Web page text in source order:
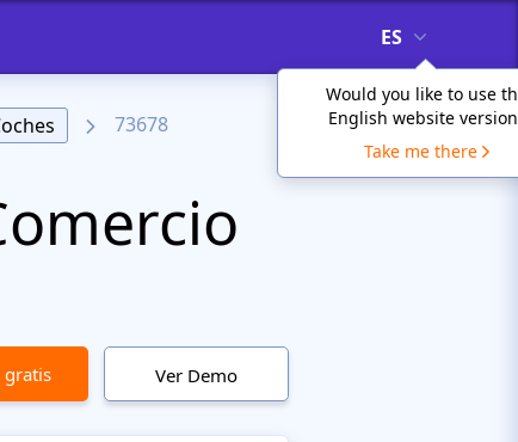
ES
Would you like to use
English website
Take me there
73678
gratis Ver Demo